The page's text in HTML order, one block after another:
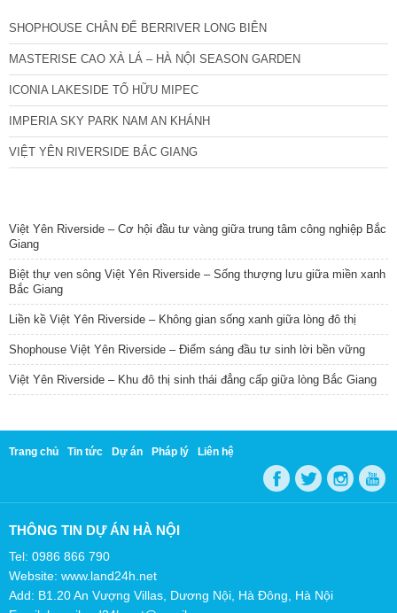
SHOPHOUSE CHÂN ĐẾ BERRIVER LONG BIÊN
MASTERISE CAO XÀ LÁ – HÀ NỘI SEASON GARDEN
ICONIA LAKESIDE TỐ HỮU MIPEC
IMPERIA SKY PARK NAM AN KHÁNH
VIỆT YÊN RIVERSIDE BẮC GIANG
Việt Yên Riverside – Cơ hội đầu tư vàng giữa trung tâm công nghiệp Bắc
Giang
Biệt thự ven sông Việt Yên Riverside – Sống thượng lưu giữa miền xanh
Bắc Giang
Liền kề Việt Yên Riverside – Không gian sống xanh giữa lòng đô thị
Shophouse Việt Yên Riverside – Điểm sáng đầu tư sinh lời bền vững
Việt Yên Riverside – Khu đô thị sinh thái đẳng cấp giữa lòng Bắc Giang
Trang chủ Tin tức Dự án Pháp lý Liên hệ
THÔNG TIN DỰ ÁN HÀ NỘI
Tel: 0986 866 790
Website: www.land24h.net
Add: B1.20 An Vượng Villas, Dương Nội, Hà Đông, Hà Nội